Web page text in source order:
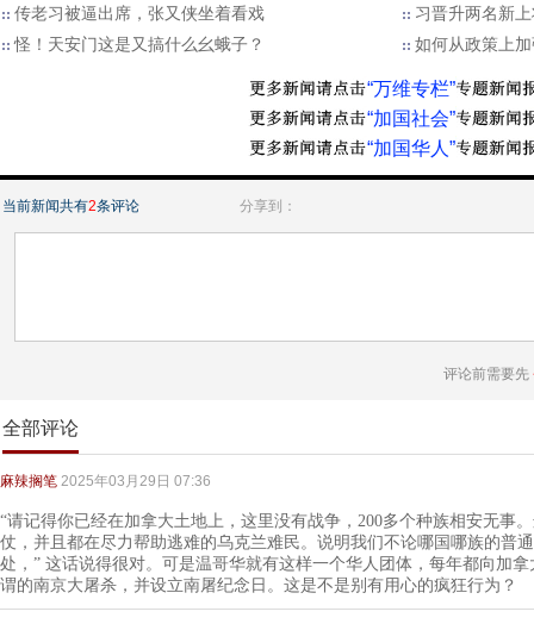
传老习被逼出席，张又侠坐着看戏
习晋升两名新
怪！天安门这是又搞什么幺蛾子？
如何从政策上
“万维专栏”
“加国社会”
“加国华人”
当前新闻共有2条评论 分享到：
评论前需要先
全部评论
麻辣搁笔 2025年03月29日 07:36
“请记得你已经在加拿大土地上，这里没有战争，200多个种族相安无事
仗，并且都在尽力帮助逃难的乌克兰难民。说明我们不论哪国哪族的普
处，” 这话说得很对。可是温哥华就有这样一个华人团体，每年都向加
谓的南京大屠杀，并设立南屠纪念日。这是不是别有用心的疯狂行为？